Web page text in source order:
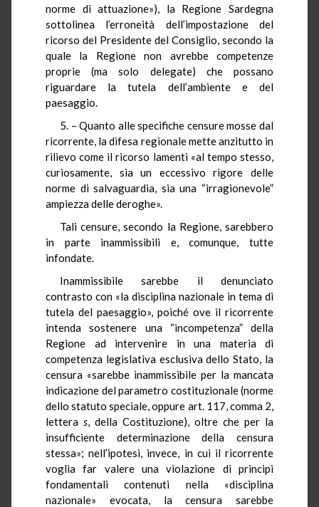
norme di attuazione»), la Regione Sardegna
sottolinea l’erroneità dell’impostazione del
ricorso del Presidente del Consiglio, secondo la
quale la Regione non avrebbe competenze
proprie (ma solo delegate) che possano
riguardare la tutela dell’ambiente e del
paesaggio.
5. – Quanto alle specifiche censure mosse dal
ricorrente, la difesa regionale mette anzitutto in
rilievo come il ricorso lamenti «al tempo stesso,
curiosamente, sia un eccessivo rigore delle
norme di salvaguardia, sia una “irragionevole”
ampiezza delle deroghe».
Tali censure, secondo la Regione, sarebbero
in parte inammissibili e, comunque, tutte
infondate.
Inammissibile sarebbe il denunciato
contrasto con «la disciplina nazionale in tema di
tutela del paesaggio», poiché ove il ricorrente
intenda sostenere una “incompetenza” della
Regione ad intervenire in una materia di
competenza legislativa esclusiva dello Stato, la
censura «sarebbe inammissibile per la mancata
indicazione del parametro costituzionale (norme
dello statuto speciale, oppure art. 117, comma 2,
lettera s, della Costituzione), oltre che per la
insufficiente determinazione della censura
stessa»; nell’ipotesi, invece, in cui il ricorrente
voglia far valere una violazione di principi
fondamentali contenuti nella «disciplina
nazionale» evocata, la censura sarebbe